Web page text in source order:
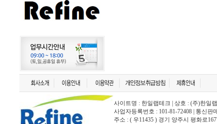
사이트명 : 한일랩테크 | 상호 : (주)한일
사업자등록번호 : 101-81-72408 | 통신
주소 : ( 우11435 ) 경기 양주시 평화로